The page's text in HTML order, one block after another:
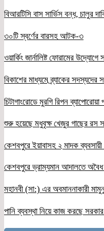
বিআরটিসি বাস সার্ভিস বন্ধ, চালুর
৩০টি স্বর্ণের বারসহ আটক-৩
ওয়ার্কিং জার্নালিষ্ট ফোরামের
বিকাশের মাধ্যমে ব্র্যাকের
চিটাগাংরোডে মুরগি রিপন
শুরু হয়েছে মধুবৃক্ষ খেজুর গাছের রস
কেশবপুরে ইয়াবাসহ ২ মাদক
কেশবপুরে ভ্রাম্যমান আদালতে
মহানবী (সা:) এর অবমাননাকারী
পানি ব্যবস্থা নিয়ে কাজ করছে